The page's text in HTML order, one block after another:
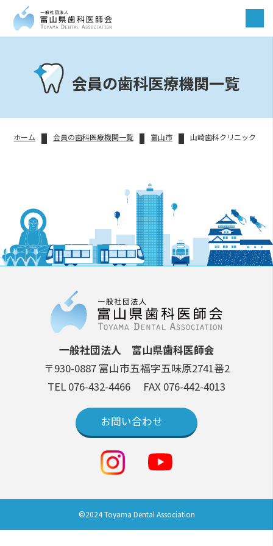
会員の歯科医療機関一覧
ホーム 会員の歯科医療機関一覧 富山市 山崎歯科クリニック
一般社団法人 富山県歯科医師会
〒930-0887 富山市五福字五味原2741番2
TEL 076-432-4466
FAX 076-442-4013
お問い合わせ
©2024 Toyama Dental Association